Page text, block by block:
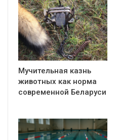
Мучительная казнь
животных как норма
современной Беларуси